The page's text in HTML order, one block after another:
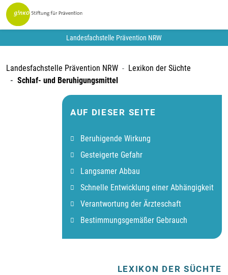
Landesfachstelle Prävention NRW
Landesfachstelle Prävention NRW
Lexikon der Süchte
Schlaf- und Beruhigungsmittel
AUF DIESER SEITE
Beruhigende Wirkung
Gesteigerte Gefahr
Langsamer Abbau
Schnelle Entwicklung einer Abhängigkeit
Verantwortung der Ärzteschaft
Bestimmungsgemäßer Gebrauch
LEXIKON DER SÜCHTE